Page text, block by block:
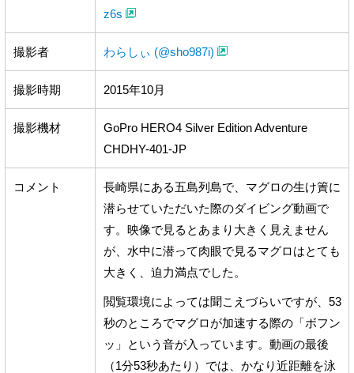
z6s
撮影者 わらしぃ (@sho987i)
撮影時期 2015年10月
撮影機材
GoPro HERO4 Silver Edition Adventure
CHDHY-401-JP
コメント
長崎県にある五島列島で、マグロの生け簀に
潜らせていただいた際のダイビング動画で
す。映像で見るとあまり大きく見えません
が、水中に潜って肉眼で見るマグロはとても
大きく、迫力満点でした。
閲覧環境によっては聞こえづらいですが、53
秒のところでマグロが加速する際の「ボフン
ッ」という音が入っています。動画の最後
（1分53秒あたり）では、かなり近距離を泳